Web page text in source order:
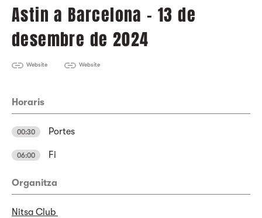
Astin a Barcelona - 13 de
desembre de 2024
Website Website
Horaris
00:30 Portes
06:00 Fi
Organitza
Nitsa Club